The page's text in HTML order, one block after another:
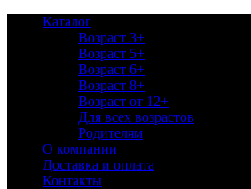
Каталог
Возраст 3+
Возраст 5+
Возраст 6+
Возраст 8+
Возраст от 12+
Для всех возрастов
Родителям
О компании
Доставка и оплата
Контакты